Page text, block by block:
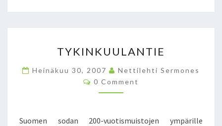
E
T
Ä
K
E
M
Ä
M
Y
I
N
K
U
TYKINKUULANTIE
Heinäkuu 30, 2007
Nettilehti Sermones
C
O
N
0 Comment
Suomen sodan 200-vuotismuistojen ympärille